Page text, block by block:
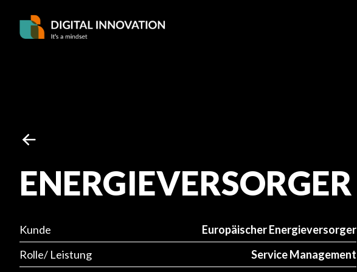
ENERGIEVERSORGER
Kunde
Europäischer Energieversorger
Rolle/ Leistung
Service Management